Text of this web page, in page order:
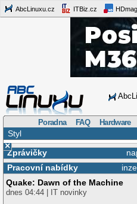
AbcLinuxu.cz ITBiz.cz
Poradna FAQ Hardware
Styl
×
Zprávičky
Pracovní nabídky
Quake: Dawn of the Machine
dnes 04:44 | IT novinky